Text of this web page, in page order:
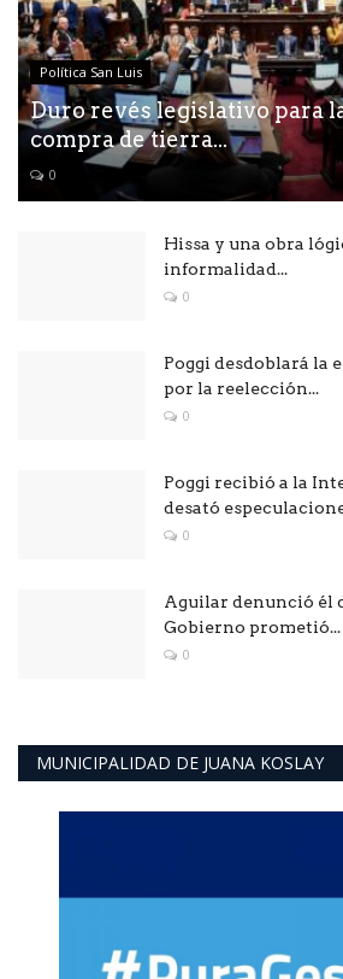
Política San Luis
Duro revés legislativo para
compra de tierra...
0
Hissa y una obra
informalidad...
0
Poggi desdoblará la
por la reelección...
0
Poggi recibió a la
desató
0
Aguilar denunció él
Gobierno prometió...
0
MUNICIPALIDAD DE JUANA KOSLAY